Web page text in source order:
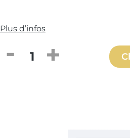
Plus d’infos
Quantité de produit :